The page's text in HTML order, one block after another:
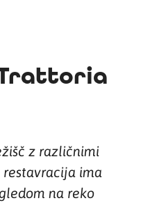
z različnimi
ima
na reko